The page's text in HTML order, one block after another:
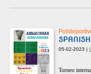
05-02-2023 |
Torneo